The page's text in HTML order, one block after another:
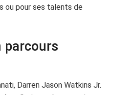
ou pour ses talents de
parcours
Darren Jason Watkins Jr.